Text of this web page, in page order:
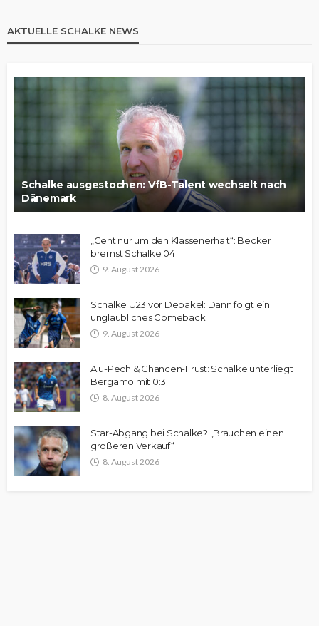
AKTUELLE SCHALKE NEWS
Schalke ausgestochen: VfB-Talent wechselt nach
Dänemark
„Geht nur um den Klassenerhalt“: Becker
bremst Schalke 04
9. August 2026
Schalke U23 vor Debakel: Dann folgt ein
unglaubliches Comeback
9. August 2026
Alu-Pech & Chancen-Frust: Schalke unterliegt
Bergamo mit 0:3
8. August 2026
Star-Abgang bei Schalke? „Brauchen einen
größeren Verkauf“
8. August 2026